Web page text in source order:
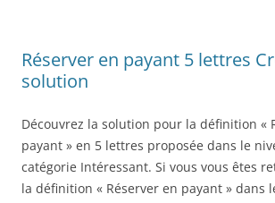
Réserver en payant 5 lettres
solution
Découvrez la solution pour la définition «
payant » en 5 lettres proposée dans le
catégorie Intéressant. Si vous vous êtes
la définition « Réserver en payant » dans